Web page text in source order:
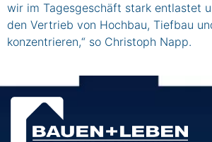
wir im Tagesgeschäft stark entlastet
den Vertrieb von Hochbau, Tiefbau
konzentrieren,“ so Christoph Napp.